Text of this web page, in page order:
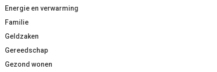
Energie en verwarming
Familie
Geldzaken
Gereedschap
Gezond wonen